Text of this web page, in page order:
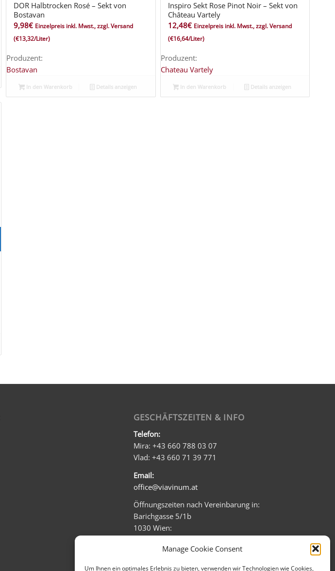
Manage Cookie Consent
Um Ihnen ein optimales Erlebnis zu bieten, verwenden wir Technologien wie Cookies,
DOR Halbtrocken Rosé – Sekt von
Bostavan
9,98€ Einzelpreis inkl. Mwst., zzgl. Versand
(€13,32/Liter)
Produzent:
Bostavan
In den Warenkorb Details anzeigen
Inspiro Sekt Rose Pinot Noir – Sekt von
Château Vartely
12,48€ Einzelpreis inkl. Mwst., zzgl. Versand
(€16,64/Liter)
Produzent:
Chateau Vartely
In den Warenkorb Details anzeigen
GESCHÄFTSZEITEN & INFO
Telefon:
Mira: +43 660 788 03 07
Vlad: +43 660 71 39 771
Email:
office@viavinum.at
Öffnungszeiten nach Vereinbarung in:
Barichgasse 5/1b
1030 Wien:
Sa: 09:00 - 16:00